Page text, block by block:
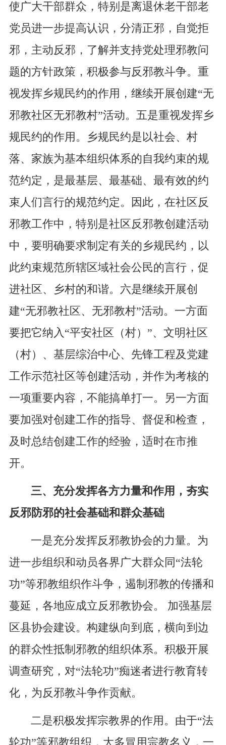
使广大干部群众，特别是离退休老干部老
党员进一步提高认识，分清正邪，自觉拒
邪，主动反邪，了解并支持党处理邪教问
题的方针政策，积极参与反邪教斗争。重
视发挥乡规民约的作用，继续开展创建“无
邪教社区无邪教村”活动。五是重视发挥乡
规民约的作用。乡规民约是以社会、村
落、家族为基本组织体系的自我约束的规
范约定，是最基层、最基础、最有效的约
束人们言行的规范约定。因此，在社区反
邪教工作中，特别是社区反邪教创建活动
中，要明确要求制定有关的乡规民约，以
此约束规范所辖区域社会公民的言行，促
进社区、乡村的和谐。六是继续开展创
建“无邪教社区、无邪教村”活动。一方面
要把它纳入“平安社区（村）”、文明社区
（村）、基层综治中心、先锋工程及党建
工作示范社区等创建活动，并作为考核的
一项重要内容，不能搞单打一。另一方面
要加强对创建工作的指导、督促和检查，
及时总结创建工作的经验，适时在市推
开。
三、充分发挥各方力量和作用，夯实
反邪防邪的社会基础和群众基础
一是充分发挥反邪教协会的力量。为
进一步组织和动员各界广大群众同“法轮
功”等邪教组织作斗争，遏制邪教的传播和
蔓延，各地应成立反邪教协会。 加强基层
区县协会建设。构建纵向到底，横向到边
的群众性抵制邪教的组织体系。积极开展
调查研究，对“法轮功”痴迷者进行教育转
化，为反邪教斗争作贡献。
二是积极发挥宗教界的作用。由于“法
轮功”等邪教组织，大多冒用宗教名义，一